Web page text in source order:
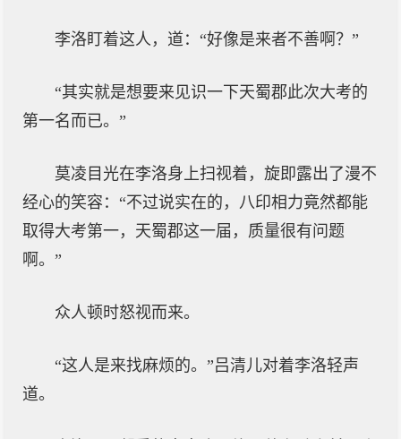
李洛盯着这人，道：“好像是来者不善啊？”
“其实就是想要来见识一下天蜀郡此次大考的
第一名而已。”
莫凌目光在李洛身上扫视着，旋即露出了漫不
经心的笑容：“不过说实在的，八印相力竟然都能
取得大考第一，天蜀郡这一届，质量很有问题
啊。”
众人顿时怒视而来。
“这人是来找麻烦的。”吕清儿对着李洛轻声
道。